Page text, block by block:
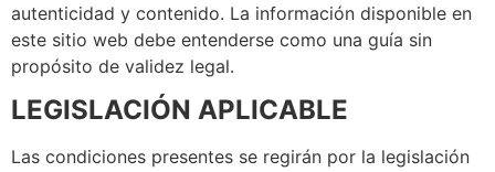
autenticidad y contenido. La información disponible en
este sitio web debe entenderse como una guía sin
propósito de validez legal.
LEGISLACIÓN APLICABLE
Las condiciones presentes se regirán por la legislación